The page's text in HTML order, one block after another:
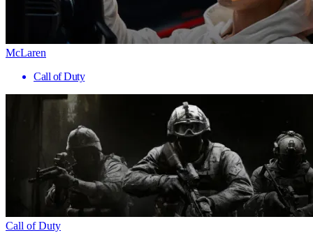
McLaren
Call of Duty
Call of Duty